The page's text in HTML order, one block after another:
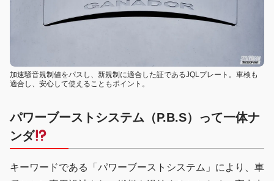
加速騒音規制値をパスし、新規制に適合した証であるJQLプレート。車検も
適合し、安心して使えることもポイント。
パワーブーストシステム（P.B.S）って一体ナ
ンダ
キーワードである「パワーブーストシステム」により、車